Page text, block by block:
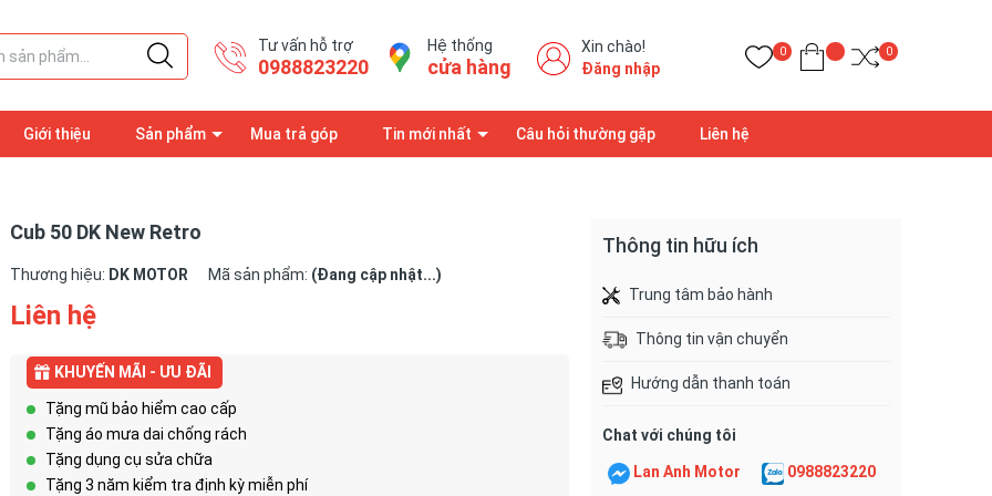
Tư vấn hỗ trợ
0988823220
Hệ thống
cửa hàng
Xin chào!
Đăng nhập
0 0
Giới thiệu Sản phẩm Mua trả góp Tin mới nhất Câu hỏi thường gặp Liên hệ
Cub 50 DK New Retro
Thương hiệu: DK MOTOR Mã sản phẩm: (Đang cập nhật...)
Liên hệ
KHUYẾN MÃI - ƯU ĐÃI
Tặng mũ bảo hiểm cao cấp
Tặng áo mưa dai chống rách
Tặng dụng cụ sửa chữa
Tặng 3 năm kiểm tra định kỳ miễn phí
Thông tin hữu ích
Trung tâm bảo hành
Thông tin vận chuyển
Hướng dẫn thanh toán
Chat với chúng tôi
Lan Anh Motor 0988823220